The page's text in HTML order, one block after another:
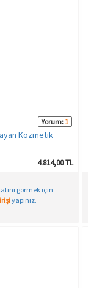
Yorum: 1
Kozmetik
4.814,00 TL
görmek için
yapınız.